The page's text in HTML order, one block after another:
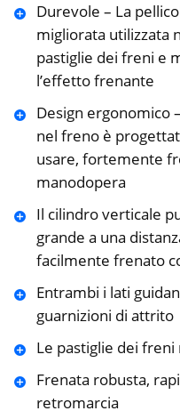
Durevole – La
migliorata utilizzata
pastiglie dei freni e
l’effetto frenante
Design ergonomico
nel freno è
usare, fortemente
manodopera
Il cilindro verticale
grande a una
facilmente frenato
Entrambi i lati
guarnizioni di attrito
Le pastiglie dei
Frenata robusta,
retromarcia